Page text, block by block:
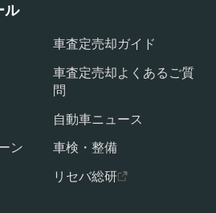
ル
車査定売却ガイド
車査定売却よくあるご質
問
自動車ニュース
ン
車検・整備
リセバ総研